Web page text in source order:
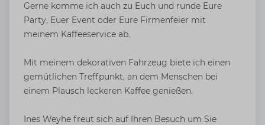
Gerne komme ich auch zu Euch und runde Eure
Party, Euer Event oder Eure Firmenfeier mit
meinem Kaffeeservice ab.
Mit meinem dekorativen Fahrzeug biete ich einen
gemütlichen Treffpunkt, an dem Menschen bei
einem Plausch leckeren Kaffee genießen.
Ines Weyhe freut sich auf Ihren Besuch um Sie